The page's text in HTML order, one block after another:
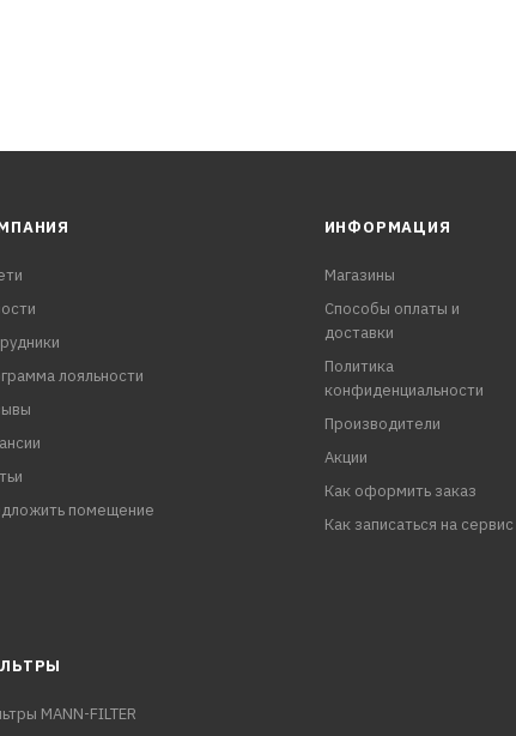
лояльности
помещение
ИНФОРМАЦИЯ
Магазины
Способы оплаты и
доставки
Политика
конфиденциальности
Производители
Акции
Как оформить заказ
Как записаться на сервис
MANN-FILTER